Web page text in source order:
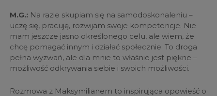
M.G.: Na razie skupiam się na samodoskonaleniu –
uczę się, pracuję, rozwijam swoje kompetencje. Nie
mam jeszcze jasno określonego celu, ale wiem, że
chcę pomagać innym i działać społecznie. To droga
pełna wyzwań, ale dla mnie to właśnie jest piękne –
możliwość odkrywania siebie i swoich możliwości.
Rozmowa z Maksymilianem to inspirująca opowieść o